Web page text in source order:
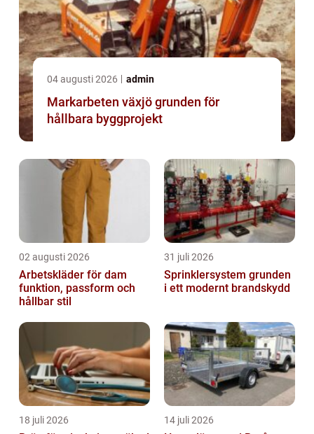
04 augusti 2026 admin
Markarbeten växjö grunden för
hållbara byggprojekt
02 augusti 2026
Arbetskläder för dam
funktion, passform och
hållbar stil
31 juli 2026
Sprinklersystem grunden
i ett modernt brandskydd
18 juli 2026 14 juli 2026